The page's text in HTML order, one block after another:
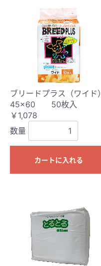
ブリードプラス（ワイド）
45×60 50枚入
￥1,078
数量
カートに入れる